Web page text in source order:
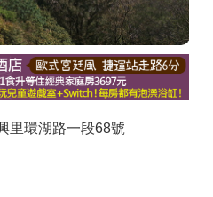
里環湖路一段68號